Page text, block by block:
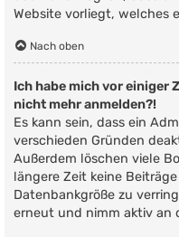
Website vorliegt, welches
Nach oben
Ich habe mich vor einiger
nicht mehr anmelden?!
Es kann sein, dass ein
verschieden Gründen
Außerdem löschen viele
längere Zeit keine
Datenbankgröße zu
erneut und nimm aktiv an